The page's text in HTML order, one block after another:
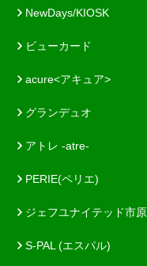
NewDays/KIOSK
ビューカード
acure<アキュア>
グランデュオ
アトレ -atre-
PERIE(ペリエ)
ジェフユナイテッド市
S-PAL (エスパル)